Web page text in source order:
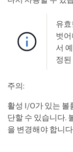
유효
벗어
서
정된
주의:
활성 I/O가 있는 볼
단할 수 있습니다.
을 변경해야 합니